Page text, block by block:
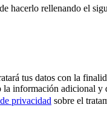
hacerlo rellenando el
tus datos con la
información adicional y
privacidad sobre el